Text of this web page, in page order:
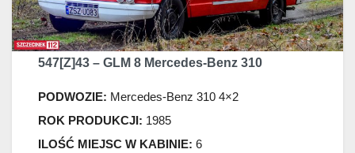
547[Z]43 – GLM 8 Mercedes-Benz 310
PODWOZIE: Mercedes-Benz 310 4×2
ROK PRODUKCJI: 1985
ILOŚĆ MIEJSC W KABINIE: 6